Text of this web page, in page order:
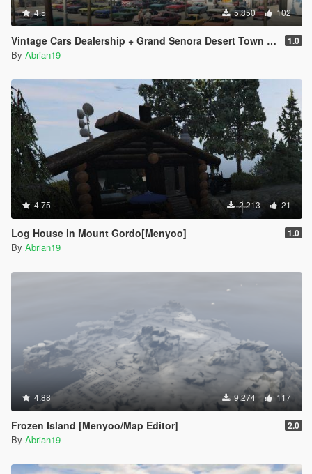
4.5 5.850 102
Vintage Cars Dealership + Grand Senora Desert Town [Menyoo] 1.0
By Abrian19
4.75 2.213 21
Log House in Mount Gordo[Menyoo] 1.0
By Abrian19
4.88 9.274 117
Frozen Island [Menyoo/Map Editor] 2.0
By Abrian19